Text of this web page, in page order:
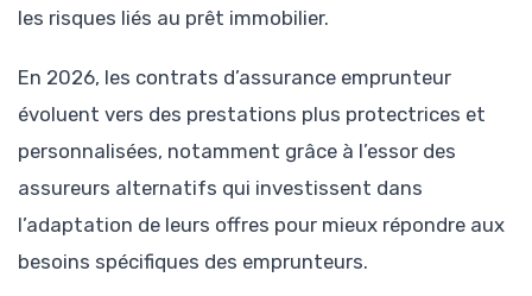
les risques liés au prêt immobilier.
En 2026, les contrats d’assurance emprunteur
évoluent vers des prestations plus protectrices et
personnalisées, notamment grâce à l’essor des
assureurs alternatifs qui investissent dans
l’adaptation de leurs offres pour mieux répondre aux
besoins spécifiques des emprunteurs.